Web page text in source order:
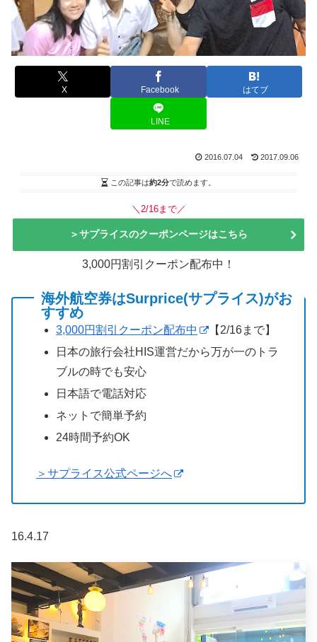
X Facebook はてブ
LINE
2016.07.04 2017.09.06
この記事は約2分で読めます。
＼2/16まで／
＞サプライスのクーポンページはこちら
3,000円割引クーポン配布中！
海外航空券はSurprice(サプライス)がお
すすめ
3,000円割引クーポン配布中
【2/16まで】
日本の旅行会社HIS運営だから万が一のトラ
ブルの時でも安心
日本語で電話対応
ネットで簡単予約
24時間予約OK
＞サプライス公式ページへ
16.4.17